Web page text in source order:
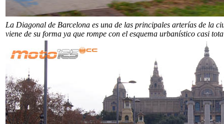
La Diagonal de Barcelona es una de las principales arterías de la
viene de su forma ya que rompe con el esquema urbanístico casi